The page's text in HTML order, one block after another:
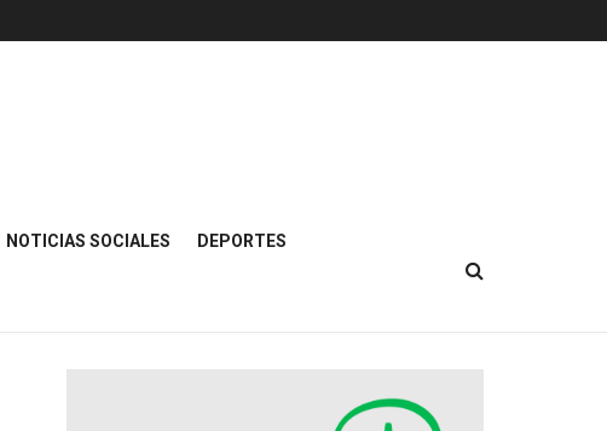
NOTICIAS SOCIALES DEPORTES